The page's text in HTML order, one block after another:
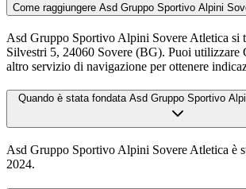
Come raggiungere Asd Gruppo Sportivo Alpini
Asd Gruppo Sportivo Alpini Sovere Atletica si
Silvestri 5, 24060 Sovere (BG). Puoi utilizzare
altro servizio di navigazione per ottenere
Quando è stata fondata Asd Gruppo Sportivo
Asd Gruppo Sportivo Alpini Sovere Atletica è
2024.